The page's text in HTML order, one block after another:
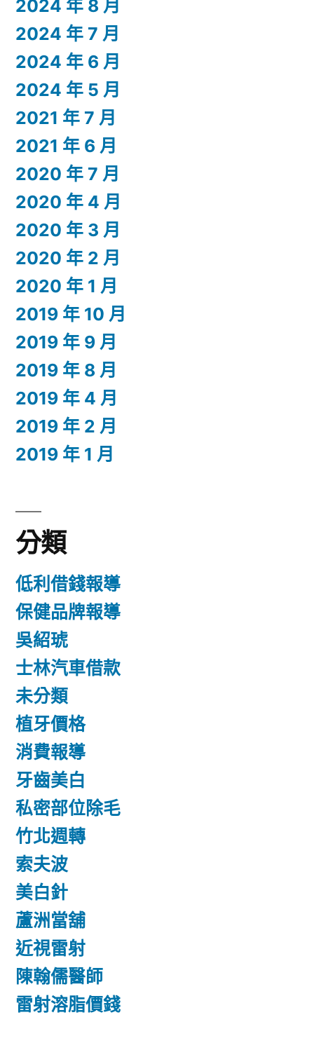
2024 年 8 月
2024 年 7 月
2024 年 6 月
2024 年 5 月
2021 年 7 月
2021 年 6 月
2020 年 7 月
2020 年 4 月
2020 年 3 月
2020 年 2 月
2020 年 1 月
2019 年 10 月
2019 年 9 月
2019 年 8 月
2019 年 4 月
2019 年 2 月
2019 年 1 月
分類
低利借錢報導
保健品牌報導
吳紹琥
士林汽車借款
未分類
植牙價格
消費報導
牙齒美白
私密部位除毛
竹北週轉
索夫波
美白針
蘆洲當舖
近視雷射
陳翰儒醫師
雷射溶脂價錢